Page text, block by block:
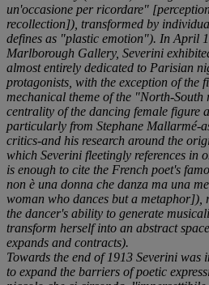
un'occasione per ricordare"
recollection]), transformed by
defines as "plastic emotion"). In April
Marlborough Gallery, Severini
almost entirely dedicated to Parisian
protagonists, with the exception of the
mechanical theme of the "North-
centrality of the dancing female figure
particularly from Stephane Mallarmé-
critics-and his research around the
which Severini fleetingly references in
is enough to cite the French poet's
non è una donna che danza ma una
woman who dances but a metaphor]),
the dancer's ability to generate
transform herself into an abstract
expands and contracts).
Towards the end of 1913 Severini
to expand the barriers of poetic